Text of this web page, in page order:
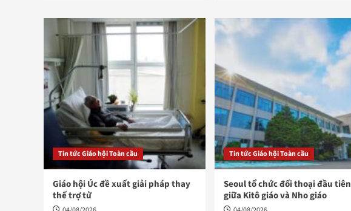
Tin tức Giáo hội Toàn cầu
Giáo hội Úc đề xuất giải pháp thay
thế trợ tử
Tin tức Giáo hội Toàn cầu
Seoul tổ chức đối thoại đầu tiên
giữa Kitô giáo và Nho giáo